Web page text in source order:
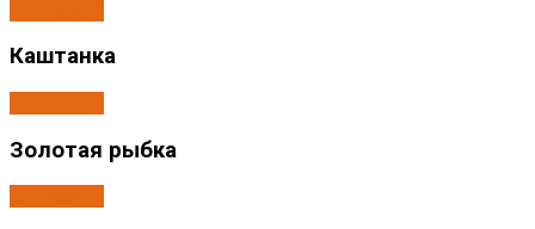
Каштанка
Золотая рыбка